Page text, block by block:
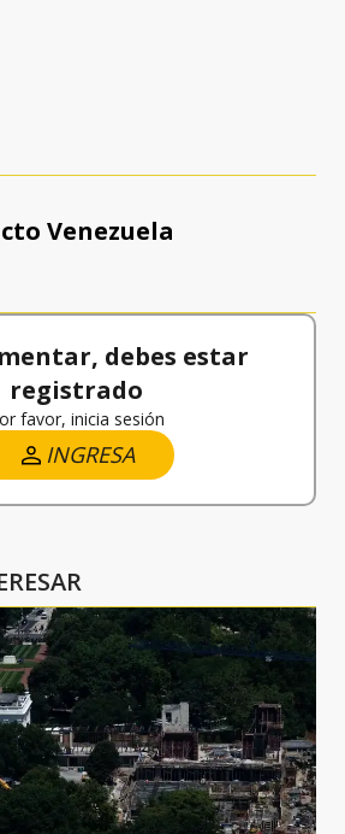
Venezuela
debes estar
registrado
favor, inicia sesión
INGRESA